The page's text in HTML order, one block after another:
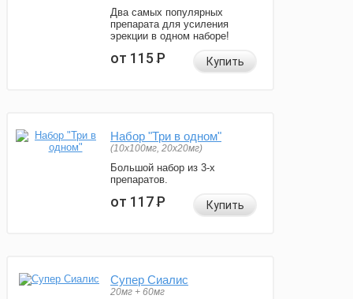
Два самых популярных
препарата для усиления
эрекции в одном наборе!
от 115Р Купить
Набор "Три в одном"
(10x100мг, 20x20мг)
Большой набор из 3-х
препаратов.
от 117Р Купить
Супер Сиалис
20мг + 60мг